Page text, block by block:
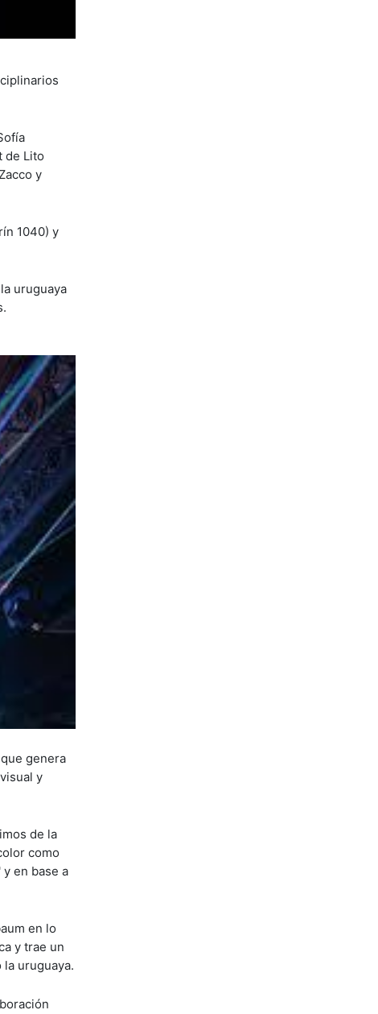
de Lito
y
1040) y
uruguaya
genera
y
de la
como
en base a
en lo
y trae un
uruguaya.